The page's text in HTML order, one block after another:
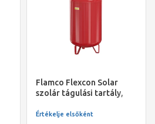
Flamco Flexcon Solar
szolár tágulási tartály,
Értékelje elsőként